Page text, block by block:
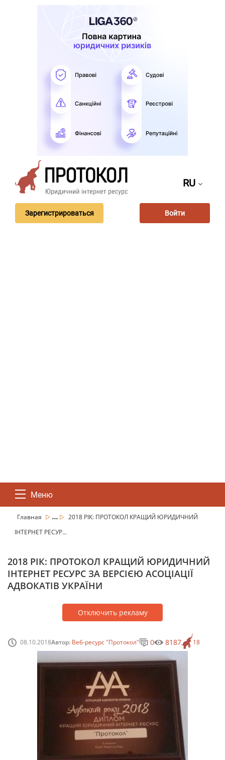
RU
Зарегистрироваться Войти
Меню
Главная ...
2018 РІК: ПРОТОКОЛ КРАЩИЙ ЮРИДИЧНИЙ
ІНТЕРНЕТ РЕСУР...
2018 РІК: ПРОТОКОЛ КРАЩИЙ ЮРИДИЧНИЙ
ІНТЕРНЕТ РЕСУРС ЗА ВЕРСІЄЮ АСОЦІАЦІЇ
АДВОКАТІВ УКРАЇНИ
Отключить рекламу
08.10.2018Автор: Веб-ресурс "Протокол" 18
0 8187